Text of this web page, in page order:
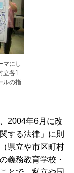
マにし
立各1
ルの指
2004年6月に改
する法律」に則
県立や市区町村
義務教育学校・